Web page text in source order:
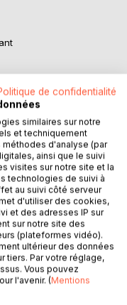
souffrant de
de confidentialité
similaires sur notre
et techniquement
d'analyse (par
ainsi que le suivi
visites sur notre site et la
technologies de suivi à
au suivi côté serveur
d'utiliser des cookies,
et des adresses IP sur
sur notre site des
(plateformes vidéo).
ultérieur des données
tiers. Par votre réglage,
Vous pouvez
l'avenir. (Mentions